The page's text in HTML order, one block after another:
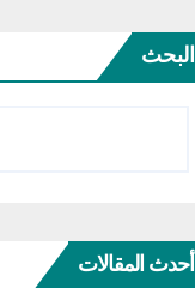
البحث
أحدث المقالات